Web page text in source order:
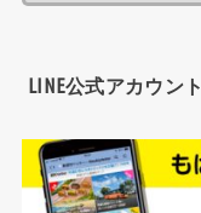
LINE公式アカウント